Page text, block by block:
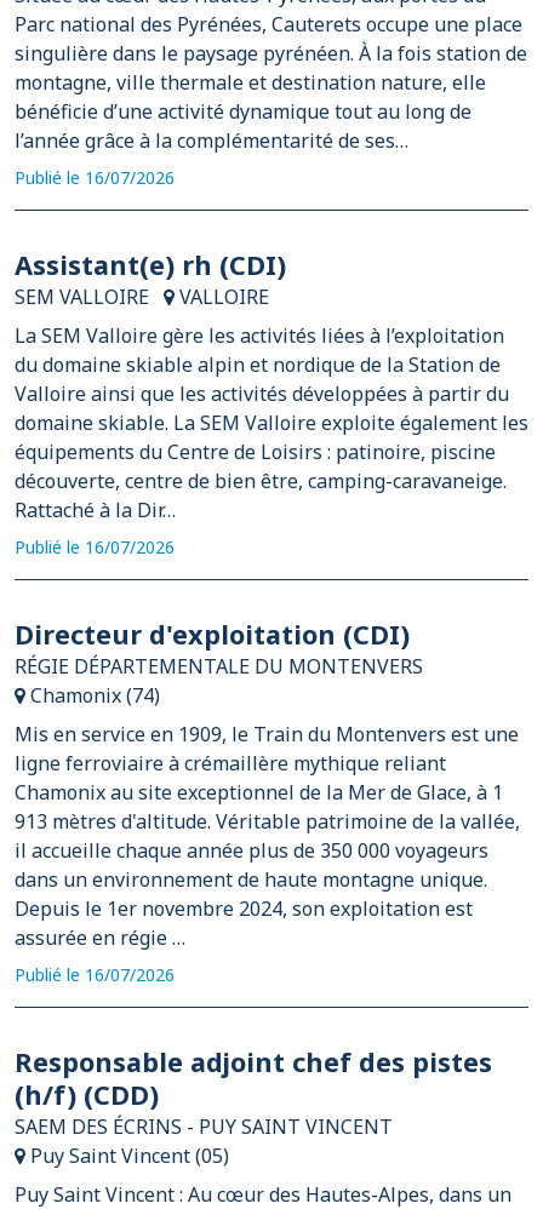
Parc national des Pyrénées, Cauterets occupe une place
singulière dans le paysage pyrénéen. À la fois station de
montagne, ville thermale et destination nature, elle
bénéficie d’une activité dynamique tout au long de
l’année grâce à la complémentarité de ses…
Publié le 16/07/2026
Assistant(e) rh (CDI)
SEM VALLOIRE
VALLOIRE
La SEM Valloire gère les activités liées à l’exploitation
du domaine skiable alpin et nordique de la Station de
Valloire ainsi que les activités développées à partir du
domaine skiable. La SEM Valloire exploite également les
équipements du Centre de Loisirs : patinoire, piscine
découverte, centre de bien être, camping-caravaneige.
Rattaché à la Dir…
Publié le 16/07/2026
Directeur d'exploitation (CDI)
RÉGIE DÉPARTEMENTALE DU MONTENVERS
Chamonix (74)
Mis en service en 1909, le Train du Montenvers est une
ligne ferroviaire à crémaillère mythique reliant
Chamonix au site exceptionnel de la Mer de Glace, à 1
913 mètres d'altitude. Véritable patrimoine de la vallée,
il accueille chaque année plus de 350 000 voyageurs
dans un environnement de haute montagne unique.
Depuis le 1er novembre 2024, son exploitation est
assurée en régie …
Publié le 16/07/2026
Responsable adjoint chef des pistes
(h/f) (CDD)
SAEM DES ÉCRINS - PUY SAINT VINCENT
Puy Saint Vincent (05)
Puy Saint Vincent : Au cœur des Hautes-Alpes, dans un